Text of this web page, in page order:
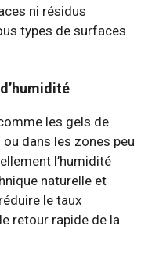
ni résidus
types de surfaces
les gels de
dans les zones peu
l’humidité
naturelle et
le taux
retour rapide de la